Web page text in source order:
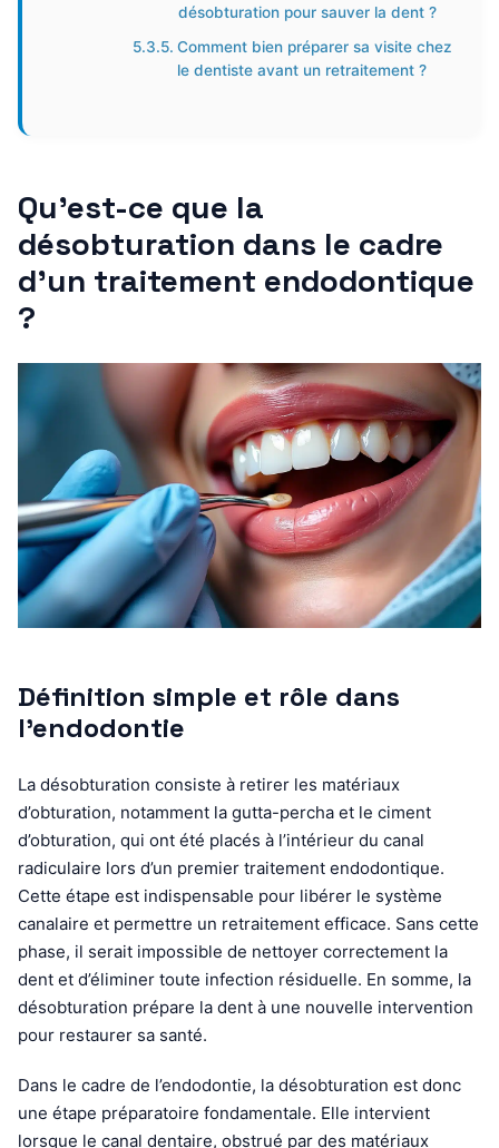
désobturation pour sauver la dent ?
Comment bien préparer sa visite chez
le dentiste avant un retraitement ?
Qu’est-ce que la
désobturation dans le cadre
d’un traitement endodontique
?
Définition simple et rôle dans
l’endodontie
La désobturation consiste à retirer les matériaux
d’obturation, notamment la gutta-percha et le ciment
d’obturation, qui ont été placés à l’intérieur du canal
radiculaire lors d’un premier traitement endodontique.
Cette étape est indispensable pour libérer le système
canalaire et permettre un retraitement efficace. Sans cette
phase, il serait impossible de nettoyer correctement la
dent et d’éliminer toute infection résiduelle. En somme, la
désobturation prépare la dent à une nouvelle intervention
pour restaurer sa santé.
Dans le cadre de l’endodontie, la désobturation est donc
une étape préparatoire fondamentale. Elle intervient
lorsque le canal dentaire, obstrué par des matériaux